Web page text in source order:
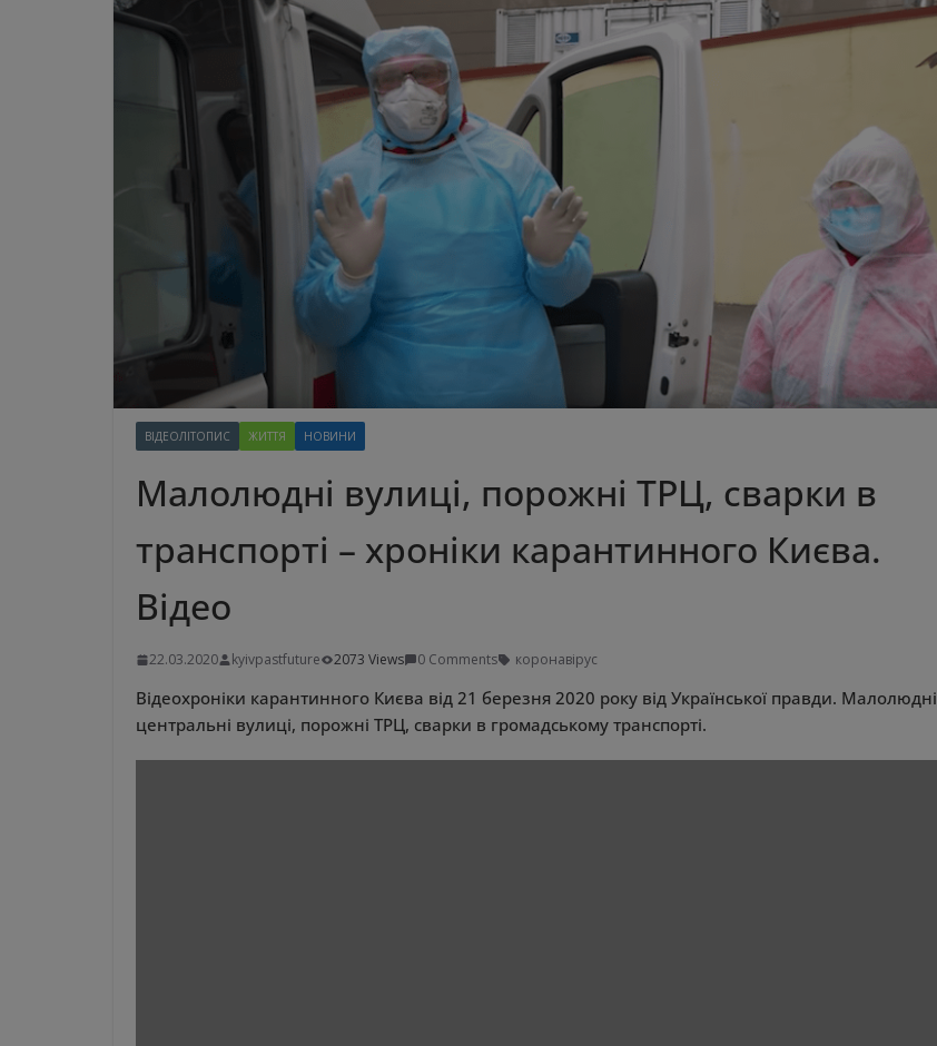
ВІДЕОЛІТОПИС ЖИТТЯ НОВИНИ
Малолюдні вулиці, порожні ТРЦ, сварки в
транспорті – хроніки карантинного Києва.
Відео
22.03.2020 kyivpastfuture 2073 Views 0 Comments коронавірус
Відеохроніки карантинного Києва від 21 березня 2020 року від Української правди. Малолюдні
центральні вулиці, порожні ТРЦ, сварки в громадському транспорті.